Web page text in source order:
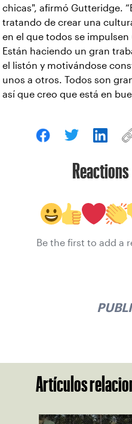
chicas", afirmó Gutteridge.
tratando de crear una
en el que todos se impulsen
Están haciendo un gran
el listón y motivándose
unos a otros. Todos son
así que creo que está en
Reactions
Be the first to add a
Artículos